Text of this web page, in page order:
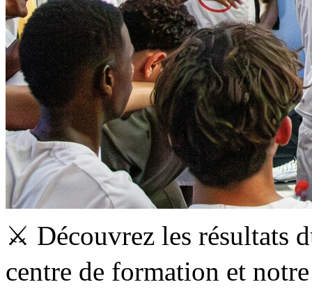
⚔️ Découvrez les résultats
centre de formation et